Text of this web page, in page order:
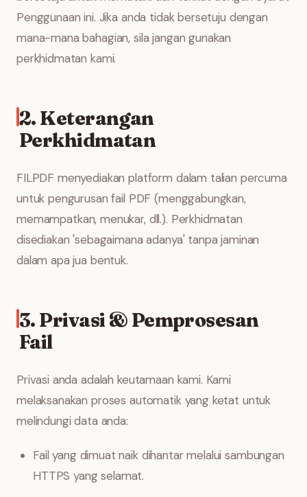
Penggunaan ini. Jika anda tidak bersetuju dengan
mana-mana bahagian, sila jangan gunakan
perkhidmatan kami.
2. Keterangan
Perkhidmatan
FILPDF menyediakan platform dalam talian percuma
untuk pengurusan fail PDF (menggabungkan,
memampatkan, menukar, dll.). Perkhidmatan
disediakan 'sebagaimana adanya' tanpa jaminan
dalam apa jua bentuk.
3. Privasi & Pemprosesan
Fail
Privasi anda adalah keutamaan kami. Kami
melaksanakan proses automatik yang ketat untuk
melindungi data anda:
Fail yang dimuat naik dihantar melalui sambungan
HTTPS yang selamat.